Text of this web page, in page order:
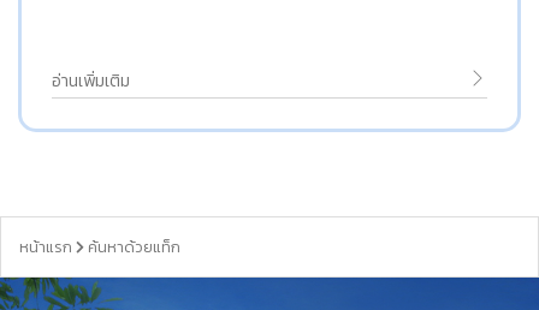
อ่านเพิ่มเติม
หน้าแรก ค้นหาด้วยแท็ก